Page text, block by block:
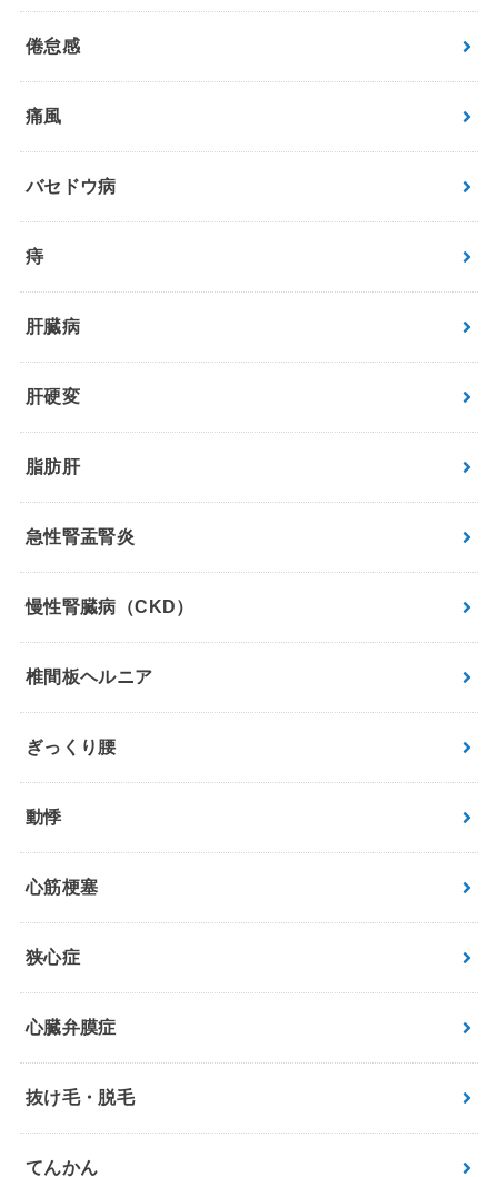
倦怠感
痛風
バセドウ病
痔
肝臓病
肝硬変
脂肪肝
急性腎盂腎炎
慢性腎臓病（CKD）
椎間板ヘルニア
ぎっくり腰
動悸
心筋梗塞
狭心症
心臓弁膜症
抜け毛・脱毛
てんかん